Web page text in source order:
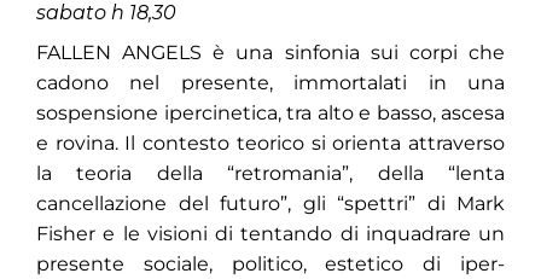
sabato h 18,30
FALLEN ANGELS è una sinfonia sui corpi che
cadono nel presente, immortalati in una
sospensione ipercinetica, tra alto e basso, ascesa
e rovina. Il contesto teorico si orienta attraverso
la teoria della “retromania”, della “lenta
cancellazione del futuro”, gli “spettri” di Mark
Fisher e le visioni di tentando di inquadrare un
presente sociale, politico, estetico di iper-